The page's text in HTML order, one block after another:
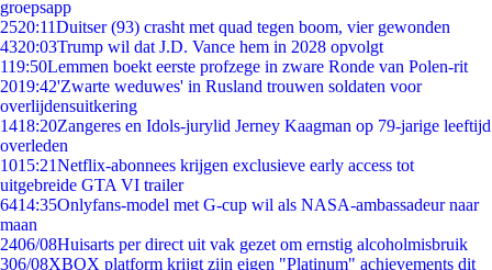
groepsapp
2520:11Duitser (93) crasht met quad tegen boom, vier gewonden
4320:03Trump wil dat J.D. Vance hem in 2028 opvolgt
119:50Lemmen boekt eerste profzege in zware Ronde van Polen-rit
2019:42'Zwarte weduwes' in Rusland trouwen soldaten voor
overlijdensuitkering
1418:20Zangeres en Idols-jurylid Jerney Kaagman op 79-jarige leeftijd
overleden
1015:21Netflix-abonnees krijgen exclusieve early access tot
uitgebreide GTA VI trailer
6414:35Onlyfans-model met G-cup wil als NASA-ambassadeur naar
maan
2406/08Huisarts per direct uit vak gezet om ernstig alcoholmisbruik
306/08XBOX platform krijgt zijn eigen "Platinum" achievements dit